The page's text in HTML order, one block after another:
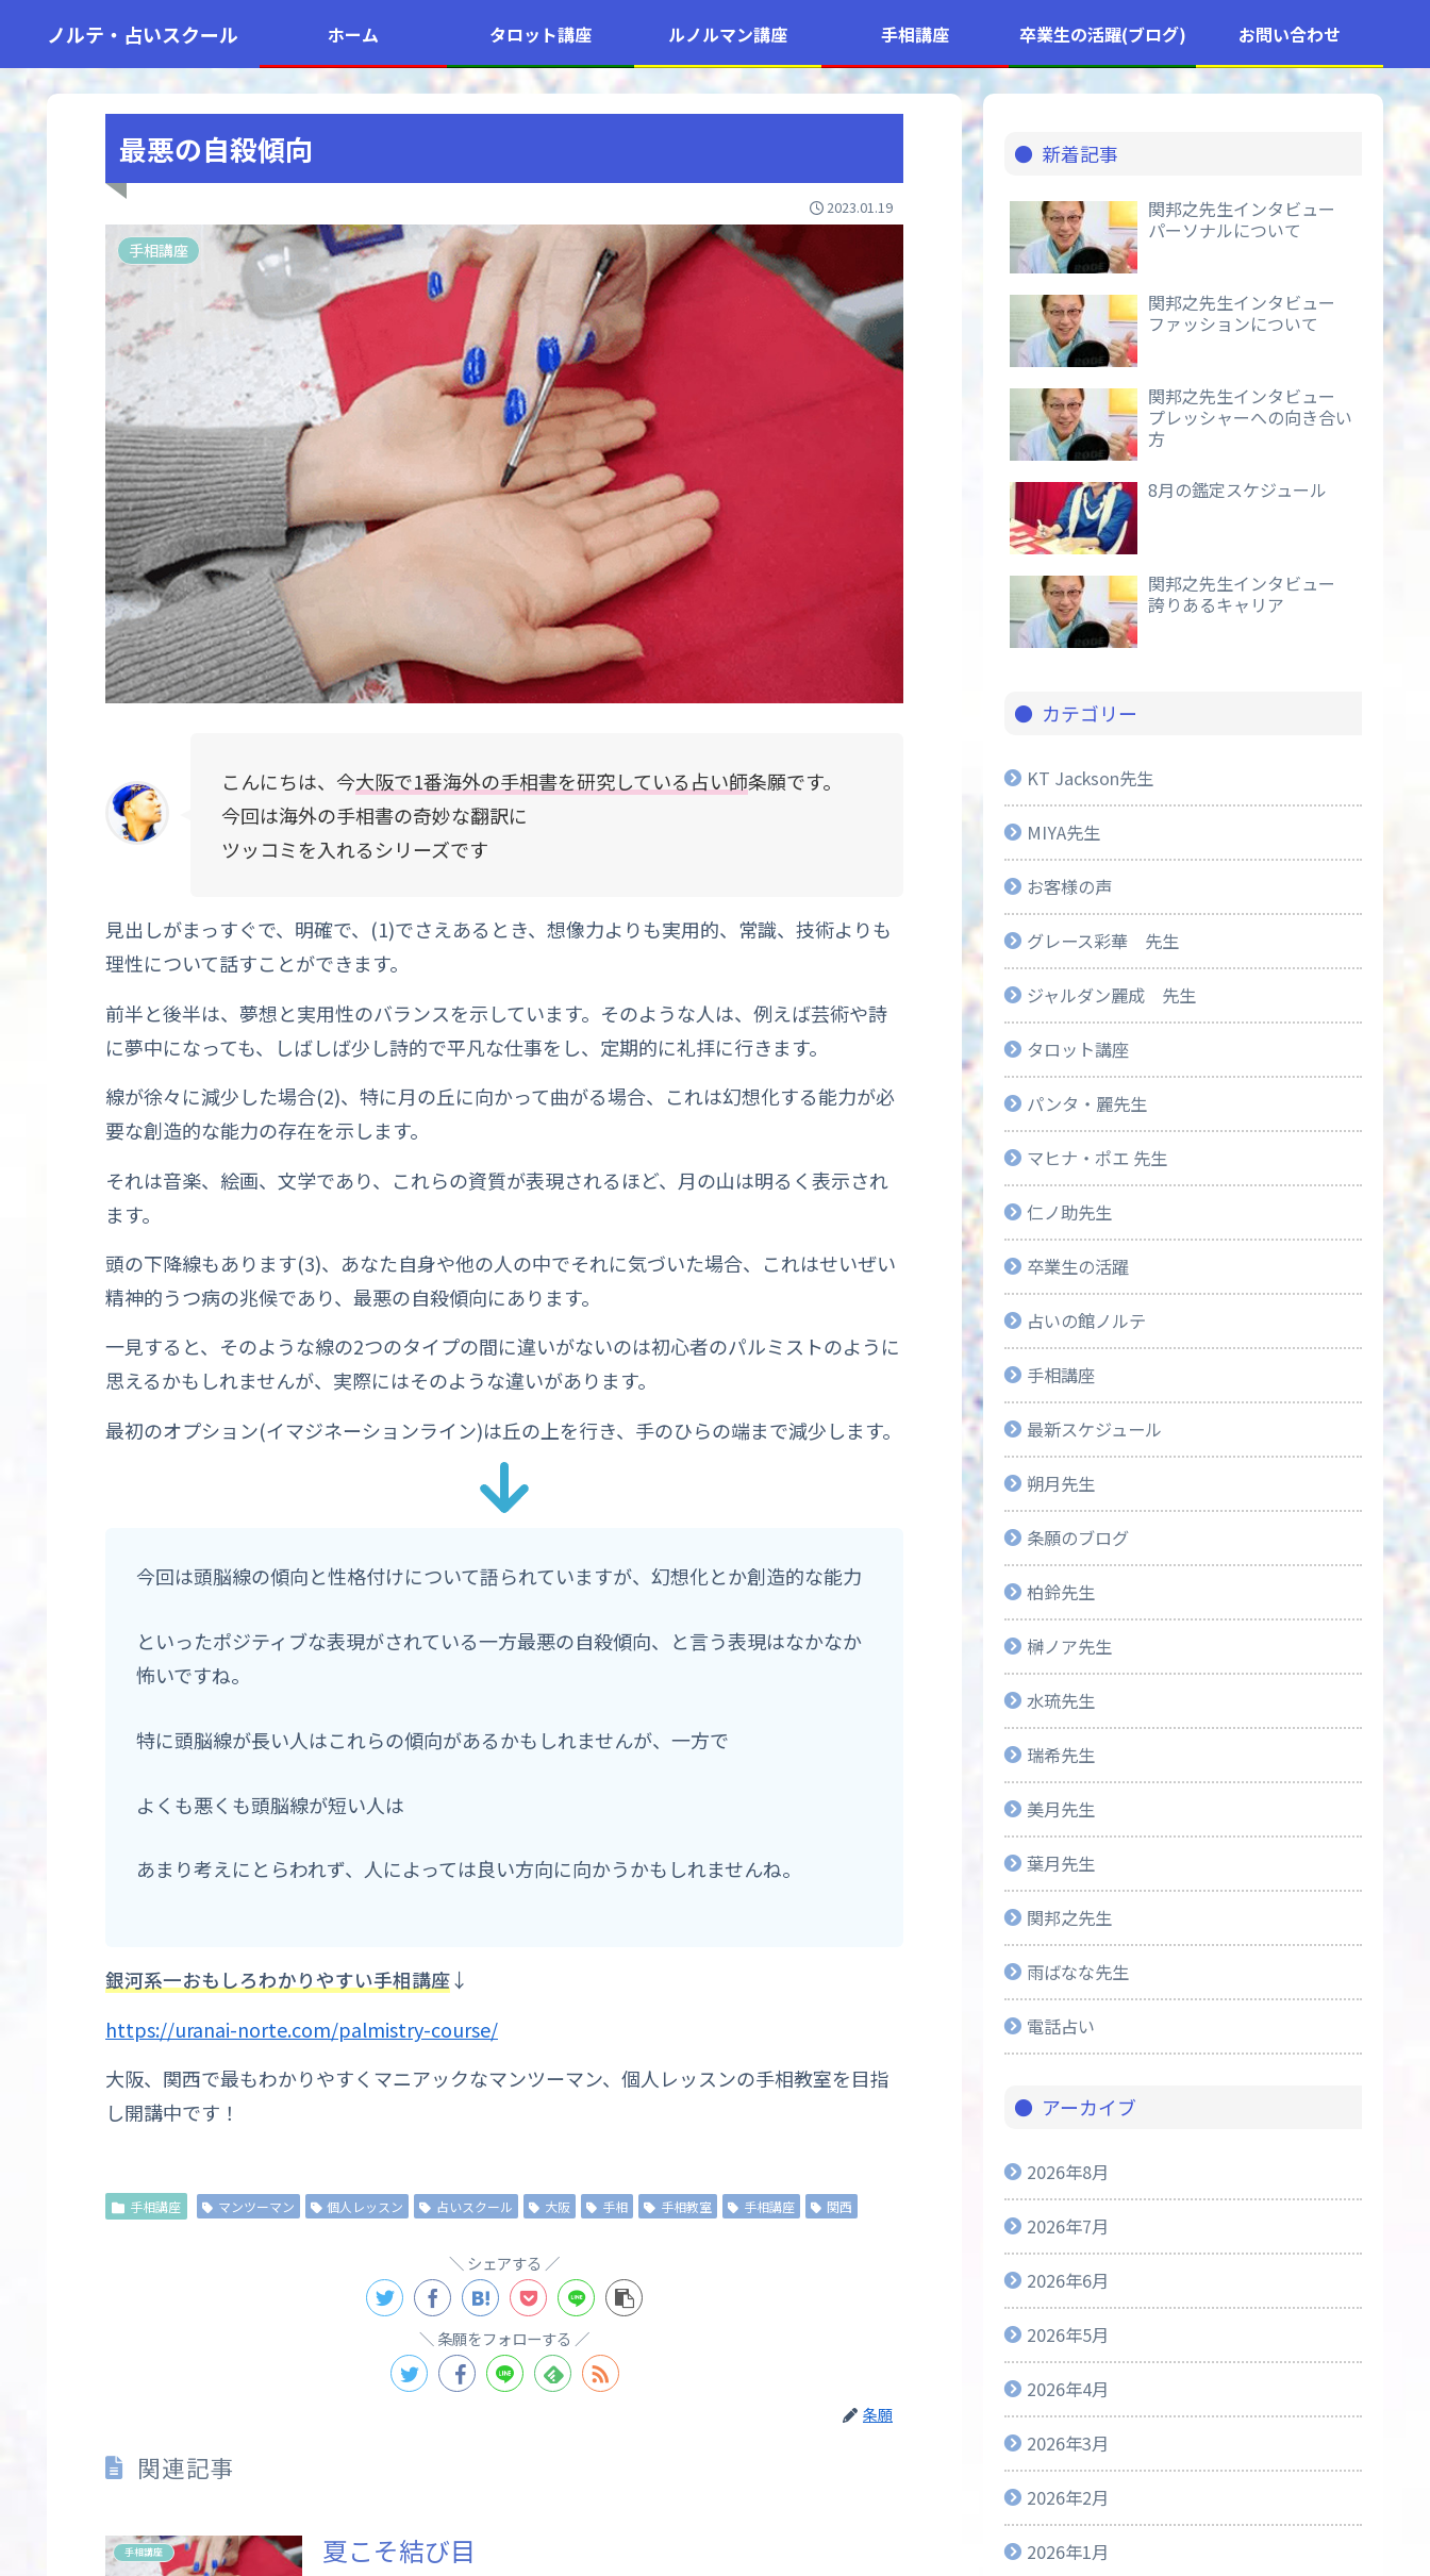
ノルテ・占いスクール ホーム タロット講座 ルノルマン講座 手相講座 卒業生の活躍(ブログ) お問い合わせ
最悪の自殺傾向
2023.01.19
手相講座
こんにちは、今大阪で1番海外の手相書を研究している占い師条願です。
今回は海外の手相書の奇妙な翻訳に
ツッコミを入れるシリーズです
見出しがまっすぐで、明確で、(1)でさえあるとき、想像力よりも実用的、常識、技術よりも
理性について話すことができます。
前半と後半は、夢想と実用性のバランスを示しています。そのような人は、例えば芸術や詩
に夢中になっても、しばしば少し詩的で平凡な仕事をし、定期的に礼拝に行きます。
線が徐々に減少した場合(2)、特に月の丘に向かって曲がる場合、これは幻想化する能力が必
要な創造的な能力の存在を示します。
それは音楽、絵画、文学であり、これらの資質が表現されるほど、月の山は明るく表示され
ます。
頭の下降線もあります(3)、あなた自身や他の人の中でそれに気づいた場合、これはせいぜい
精神的うつ病の兆候であり、最悪の自殺傾向にあります。
一見すると、そのような線の2つのタイプの間に違いがないのは初心者のパルミストのように
思えるかもしれませんが、実際にはそのような違いがあります。
最初のオプション(イマジネーションライン)は丘の上を行き、手のひらの端まで減少します。
今回は頭脳線の傾向と性格付けについて語られていますが、幻想化とか創造的な能力
といったポジティブな表現がされている一方最悪の自殺傾向、と言う表現はなかなか
怖いですね。
特に頭脳線が長い人はこれらの傾向があるかもしれませんが、一方で
よくも悪くも頭脳線が短い人は
あまり考えにとらわれず、人によっては良い方向に向かうかもしれませんね。
銀河系一おもしろわかりやすい手相講座↓
https://uranai-norte.com/palmistry-course/
大阪、関西で最もわかりやすくマニアックなマンツーマン、個人レッスンの手相教室を目指
し開講中です！
手相講座 マンツーマン 個人レッスン 占いスクール 大阪 手相 手相教室 手相講座 関西
シェアする
条願をフォローする
条願
関連記事
手相講座 夏こそ結び目
新着記事
関邦之先生インタビュー
パーソナルについて
関邦之先生インタビュー
ファッションについて
関邦之先生インタビュー
プレッシャーへの向き合い
方
8月の鑑定スケジュール
関邦之先生インタビュー
誇りあるキャリア
カテゴリー
KT Jackson先生
MIYA先生
お客様の声
グレース彩華 先生
ジャルダン麗成 先生
タロット講座
パンタ・麗先生
マヒナ・ポエ 先生
仁ノ助先生
卒業生の活躍
占いの館ノルテ
手相講座
最新スケジュール
朔月先生
条願のブログ
柏鈴先生
榊ノア先生
水琉先生
瑞希先生
美月先生
葉月先生
関邦之先生
雨ばなな先生
電話占い
アーカイブ
2026年8月
2026年7月
2026年6月
2026年5月
2026年4月
2026年3月
2026年2月
2026年1月